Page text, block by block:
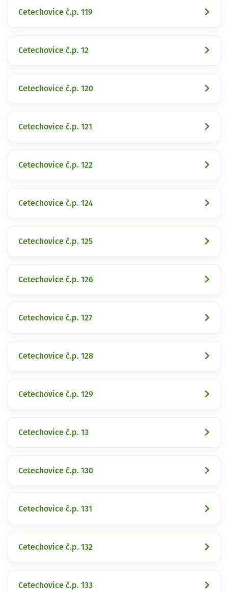
Cetechovice č.p. 119
Cetechovice č.p. 12
Cetechovice č.p. 120
Cetechovice č.p. 121
Cetechovice č.p. 122
Cetechovice č.p. 124
Cetechovice č.p. 125
Cetechovice č.p. 126
Cetechovice č.p. 127
Cetechovice č.p. 128
Cetechovice č.p. 129
Cetechovice č.p. 13
Cetechovice č.p. 130
Cetechovice č.p. 131
Cetechovice č.p. 132
Cetechovice č.p. 133